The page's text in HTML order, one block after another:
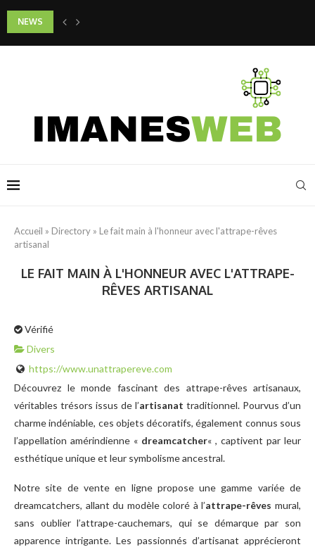
NEWS
Quels gestes adopter pour préserver la jeunesse de son cou et de son
Accueil » Directory » Le fait main à l'honneur avec l'attrape-rêves
artisanal
LE FAIT MAIN À L'HONNEUR AVEC L'ATTRAPE-
RÊVES ARTISANAL
Vérifié
Divers
https://www.unattrapereve.com
Découvrez le monde fascinant des attrape-rêves artisanaux,
véritables trésors issus de l’artisanat traditionnel. Pourvus d’un
charme indéniable, ces objets décoratifs, également connus sous
l’appellation amérindienne « dreamcatcher« , captivent par leur
esthétique unique et leur symbolisme ancestral.
Notre site de vente en ligne propose une gamme variée de
dreamcatchers, allant du modèle coloré à l’attrape-rêves mural,
sans oublier l’attrape-cauchemars, qui se démarque par son
apparence intrigante. Les passionnés d’artisanat apprécieront